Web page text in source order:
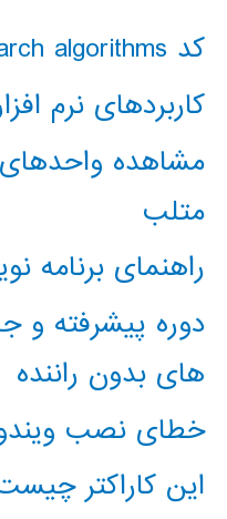
کد classical AI search algorithms
کاربردهای نرم
مشاهده
متلب
راهنمای برنامه
دوره پیشرفته و
های بدون راننده
خطای نصب
این کاراکتر چیست؟